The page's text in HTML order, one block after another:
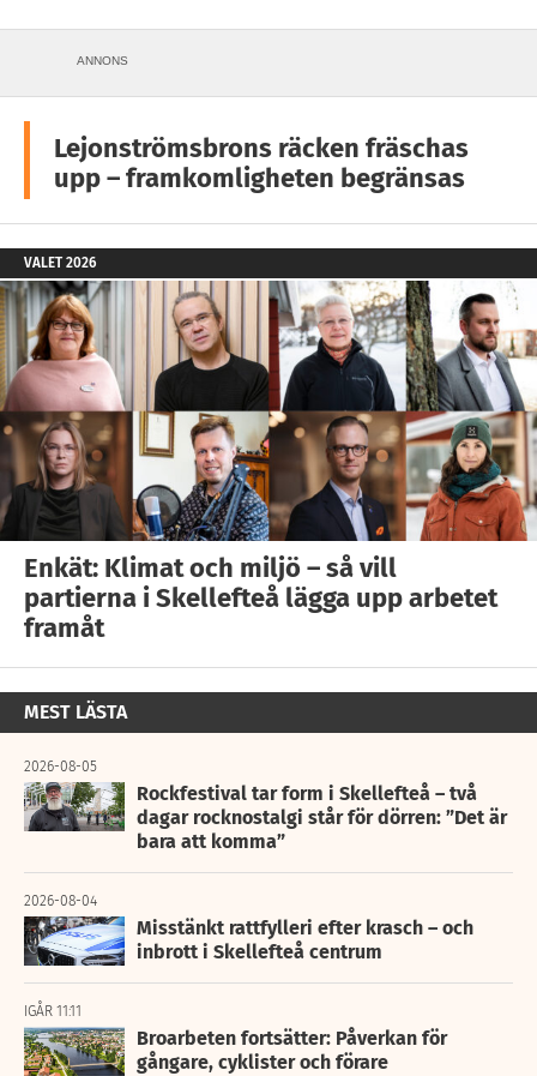
ANNONS
Lejonströmsbrons räcken fräschas
upp – framkomligheten begränsas
VALET 2026
Enkät: Klimat och miljö – så vill
partierna i Skellefteå lägga upp arbetet
framåt
MEST LÄSTA
2026-08-05
Rockfestival tar form i Skellefteå – två
dagar rocknostalgi står för dörren: ”Det är
bara att komma”
2026-08-04
Misstänkt rattfylleri efter krasch – och
inbrott i Skellefteå centrum
IGÅR 11:11
Broarbeten fortsätter: Påverkan för
gångare, cyklister och förare